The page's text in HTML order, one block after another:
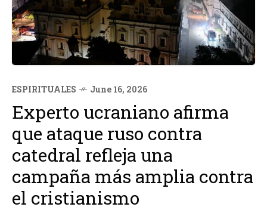
ESPIRITUALES June 16, 2026
Experto ucraniano afirma
que ataque ruso contra
catedral refleja una
campaña más amplia contra
el cristianismo